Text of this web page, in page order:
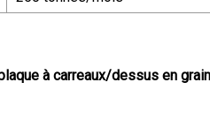
à carreaux/dessus en